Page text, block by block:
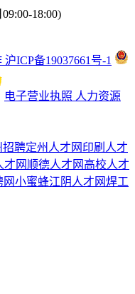
18:00)
ICP备19037661号-1
电子营业执照 人力资源
招聘定州人才网 印刷人才
才网 顺德人才网 高校人才
网小蜜蜂江阴人才网焊工